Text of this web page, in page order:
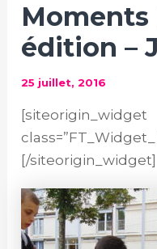
Moments
édition –
25 juillet, 2016
[siteorigin_widget
[/siteorigin_widget]